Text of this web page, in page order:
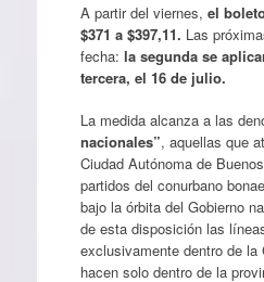
A partir del viernes, el
$371 a $397,11. Las
fecha: la segunda se
tercera, el 16 de julio.
La medida alcanza a las
nacionales”, aquellas que
Ciudad Autónoma de
partidos del conurbano
bajo la órbita del Gobierno
de esta disposición las
exclusivamente dentro de la
hacen solo dentro de la